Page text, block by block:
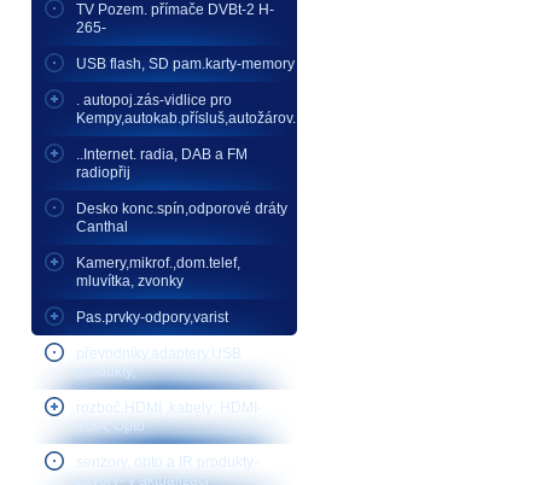
TV Pozem. přímače DVBt-2 H-
265-
USB flash, SD pam.karty-memory
. autopoj.zás-vidlice pro
Kempy,autokab.přísluš,autožárov.
..Internet. radia, DAB a FM
radiopřij
Desko konc.spín,odporové dráty
Canthal
Kamery,mikrof.,dom.telef,
mluvítka, zvonky
Pas.prvky-odpory,varist
převodníky,adaptery,USB
produkty,
rozboč.HDMI ,kabely: HDMI-
VGA, Opto
senzory, opto a IR produkty-
závory- v aktualizaci